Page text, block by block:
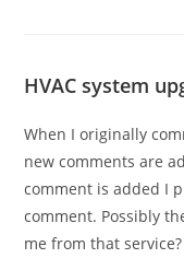
HVAC system
When I originally
new comments are
comment is added I
comment. Possibly
me from that